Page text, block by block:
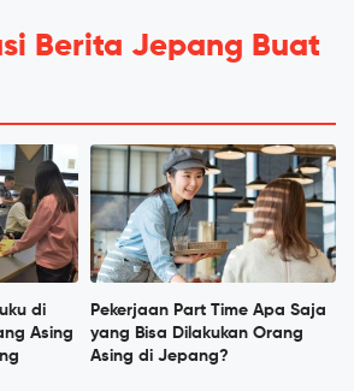
Berita Jepang Buat
di
Asing
Pekerjaan Part Time Apa Saja
yang Bisa Dilakukan Orang
Asing di Jepang?